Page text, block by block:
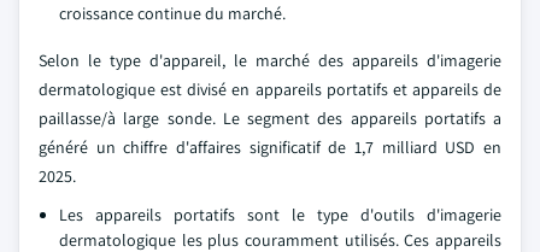
croissance continue du marché.
Selon le type d'appareil, le marché des appareils d'imagerie
dermatologique est divisé en appareils portatifs et appareils de
paillasse/à large sonde. Le segment des appareils portatifs a
généré un chiffre d'affaires significatif de 1,7 milliard USD en
2025.
Les appareils portatifs sont le type d'outils d'imagerie
dermatologique les plus couramment utilisés. Ces appareils